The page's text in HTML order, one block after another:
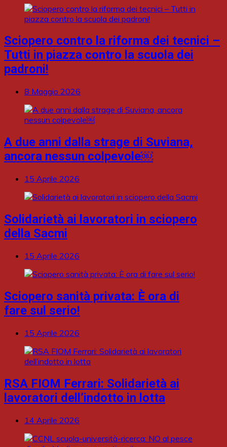
Sciopero contro la riforma dei tecnici –
Tutti in piazza contro la scuola dei
padroni!
8 Maggio 2026
A due anni dalla strage di Suviana,
ancora nessun colpevole￼
15 Aprile 2026
Solidarietà ai lavoratori in sciopero
della Sacmi
15 Aprile 2026
Sciopero sanità privata: È ora di
fare sul serio!
15 Aprile 2026
RSA FIOM Ferrari: Solidarietà ai
lavoratori dell’indotto in lotta
14 Aprile 2026